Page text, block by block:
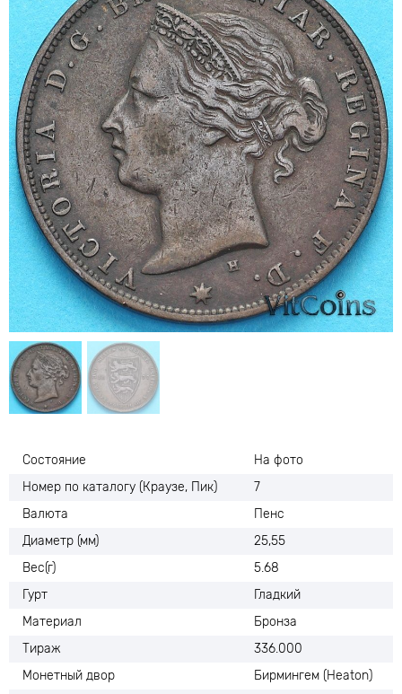
Состояние
На фото
Номер по каталогу (Краузе, Пик)
7
Валюта
Пенс
Диаметр (мм)
25,55
Вес(г)
5.68
Гурт
Гладкий
Материал
Бронза
Тираж
336.000
Монетный двор
Бирмингем (Heaton)